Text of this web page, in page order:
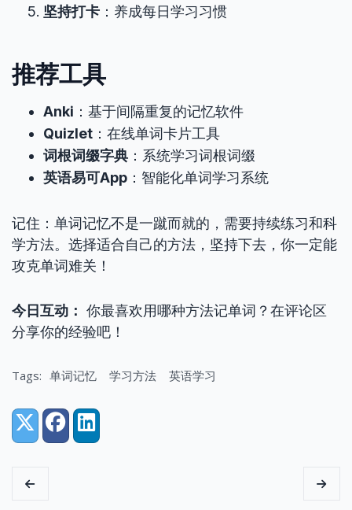
坚持打卡 ：养成每日学习习惯
推荐工具
Anki ：基于间隔重复的记忆软件
Quizlet ：在线单词卡片工具
词根词缀字典 ：系统学习词根词缀
英语易可App ：智能化单词学习系统
记住：单词记忆不是一蹴而就的，需要持续练习和科
学方法。选择适合自己的方法，坚持下去，你一定能
攻克单词难关！
今日互动： 你最喜欢用哪种方法记单词？在评论区
分享你的经验吧！
Tags: 单词记忆 学习方法 英语学习
Share:
X (Twitter)
FacebookLinkedIn